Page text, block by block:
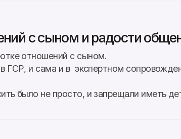
с сыном и радости
отношений с сыном.
ГСР, и сама и в экспертном
было не просто, и запрещали иметь